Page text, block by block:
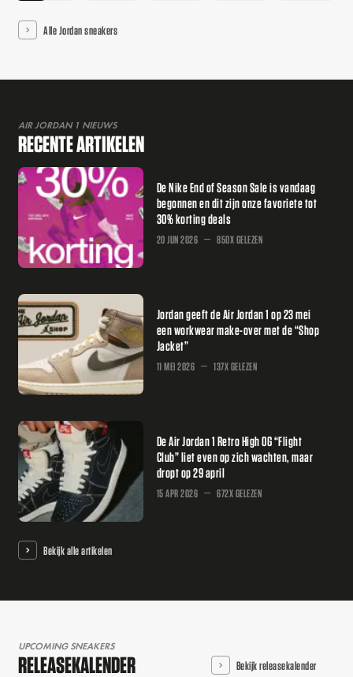
Alle Jordan sneakers
AIR JORDAN 1 NIEUWS
RECENTE ARTIKELEN
De Nike End of Season Sale is vandaag
begonnen en dit zijn onze favoriete tot
30% korting deals
20 JUN 2026 850X GELEZEN
Jordan geeft de Air Jordan 1 op 23 mei
een workwear make-over met de “Shop
Jacket”
11 MEI 2026 137X GELEZEN
De Air Jordan 1 Retro High OG “Flight
Club” liet even op zich wachten, maar
dropt op 29 april
15 APR 2026 672X GELEZEN
Bekijk alle artikelen
UPCOMING SNEAKERS
RELEASEKALENDER Bekijk releasekalender